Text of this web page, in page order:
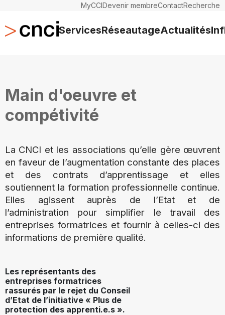
MyCCIDevenir membreContactRecherche
ServicesRéseautageActualités
Main d'oeuvre et
compétivité
La CNCI et les associations qu’elle gère œuvrent
en faveur de l’augmentation constante des places
et des contrats d’apprentissage et elles
soutiennent la formation professionnelle continue.
Elles agissent auprès de l’Etat et de
l’administration pour simplifier le travail des
entreprises formatrices et fournir à celles-ci des
informations de première qualité.
Les représentants des
entreprises formatrices
rassurés par le rejet du Conseil
d’Etat de l’initiative « Plus de
protection des apprenti.e.s ».